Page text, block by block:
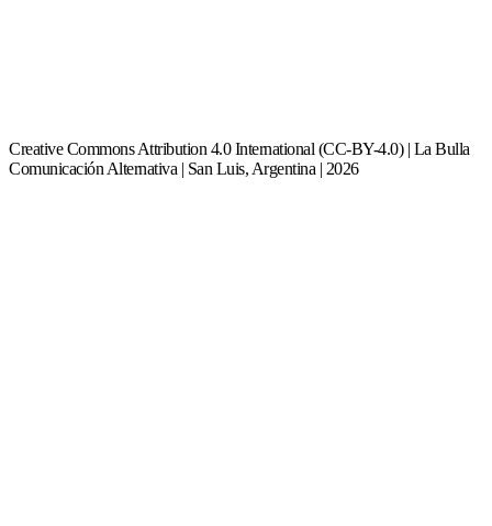
Creative Commons Attribution 4.0 International (CC-BY-4.0) | La Bulla
Comunicación Alternativa | San Luis, Argentina | 2026